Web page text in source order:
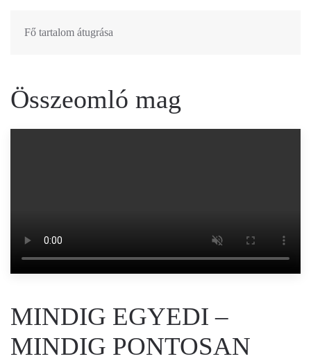
Fő tartalom átugrása
Összeomló mag
MINDIG EGYEDI –
MINDIG PONTOSAN